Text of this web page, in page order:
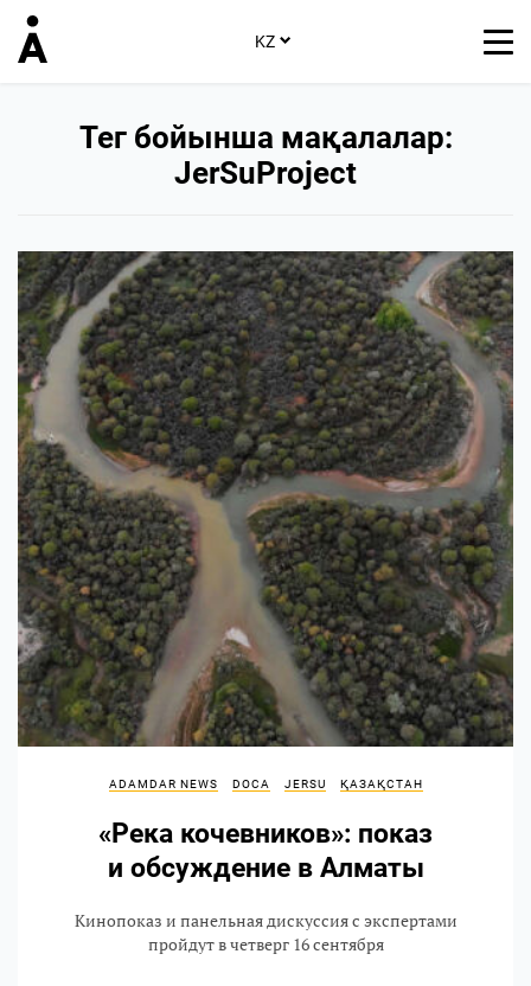
KZ
Тег бойынша мақалалар:
JerSuProject
ADAMDAR NEWS DOCA JERSU ҚАЗАҚСТАН
«Река кочевников»: показ
и обсуждение в Алматы
Кинопоказ и панельная дискуссия с экспертами
пройдут в четверг 16 сентября